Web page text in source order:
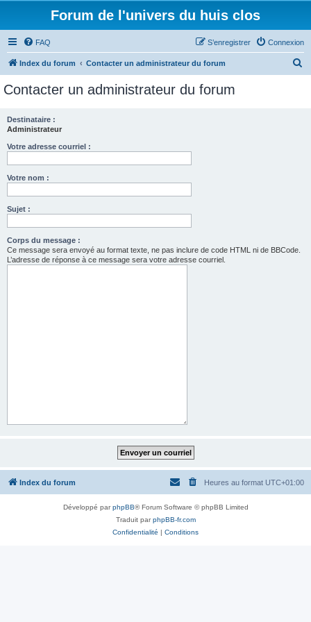
Forum de l'univers du huis clos
FAQ Connexion
S’enregistrer
Index du forum Contacter un administrateur du forum
Contacter un administrateur du forum
Destinataire :
Administrateur
Votre adresse courriel :
Votre nom :
Sujet :
Corps du message :
Ce message sera envoyé au format texte, ne pas inclure de code HTML ni de BBCode.
L’adresse de réponse à ce message sera votre adresse courriel.
Index du forum Heures au format UTC+01:00
Développé parphpBB® Forum Software © phpBB Limited
Traduit parphpBB-fr.com
Confidentialité | Conditions